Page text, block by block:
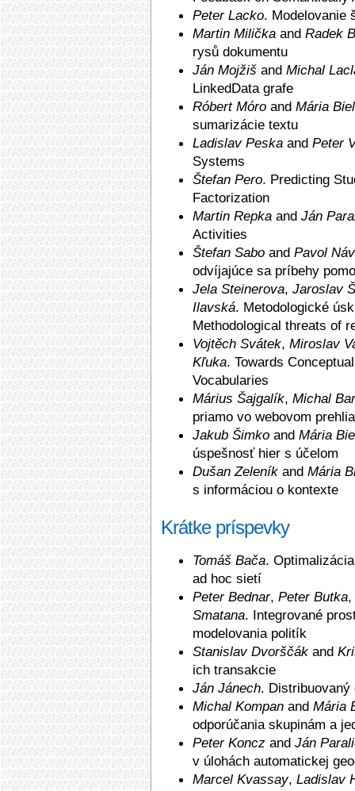
Peter Lacko. Modelovanie
Martin Milička and Radek
rysů dokumentu
Ján Mojžiš and Michal
LinkedData grafe
Róbert Móro and Mária
sumarizácie textu
Ladislav Peska and Peter
Systems
Štefan Pero. Predicting
Factorization
Martin Repka and Ján
Activities
Štefan Sabo and Pavol
odvíjajúce sa príbehy
Jela Steinerova, Jaroslav
Ilavská. Meto­dologické
Methodological threats of
Vojtěch Svátek, Miroslav
Kľuka. Towards
Vocabularies
Márius Šajgalík, Michal
priamo vo webovom
Jakub Šimko and Mária
úspešnosť hier s účelom
Dušan Zeleník and Mária
s informáciou o kontexte
Krátke príspevky
Tomáš Bača.
ad hoc sietí
Peter Bednar, Peter Butka,
Smatana. Inte­grované
modelovania politík
Stanislav Dvorščák and
ich transakcie
Ján Jánech. Distri­buovaný
Michal Kompan and Mária
odporúčania skupinám a
Peter Koncz and Ján
v úlohách automatickej
Marcel Kvassay, Ladislav